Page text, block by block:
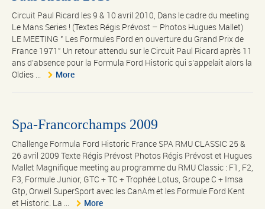
Circuit Paul Ricard les 9 & 10 avril 2010, Dans le cadre du meeting
Le Mans Series ! (Textes Régis Prévost – Photos Hugues Mallet)
LE MEETING " Les Formules Ford en ouverture du Grand Prix de
France 1971" Un retour attendu sur le Circuit Paul Ricard après 11
ans d’absence pour la Formula Ford Historic qui s’appelait alors la
Oldies ...
More
Spa-Francorchamps 2009
Challenge Formula Ford Historic France SPA RMU CLASSIC 25 &
26 avril 2009 Texte Régis Prévost Photos Régis Prévost et Hugues
Mallet Magnifique meeting au programme du RMU Classic : F1, F2,
F3, Formule Junior, GTC + TC + Trophée Lotus, Groupe C + Imsa
Gtp, Orwell SuperSport avec les CanAm et les Formule Ford Kent
et Historic. La ...
More